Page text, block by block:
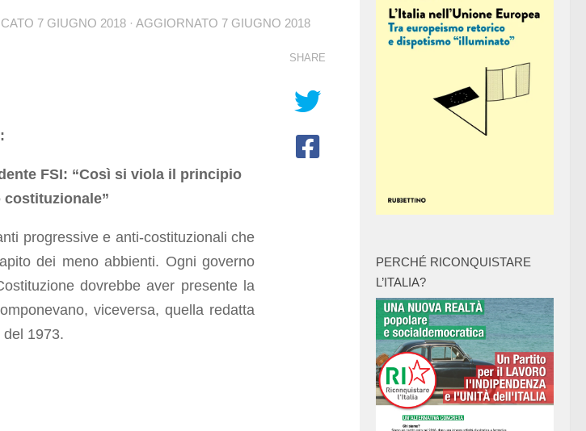
7 GIUGNO 2018 · AGGIORNATO 7 GIUGNO 2018
FSI: “Così si viola il principio
progressive e anti-costituzionali che
dei meno abbienti. Ogni governo
dovrebbe aver presente la
viceversa, quella redatta
del 1973.
SHARE
PERCHÉ RICONQUISTARE
L’ITALIA?